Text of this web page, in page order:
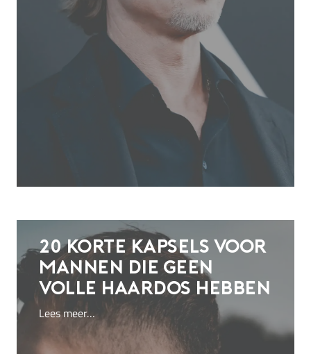
20 korte kapsels voor
mannen die geen
volle haardos hebben
Lees meer…